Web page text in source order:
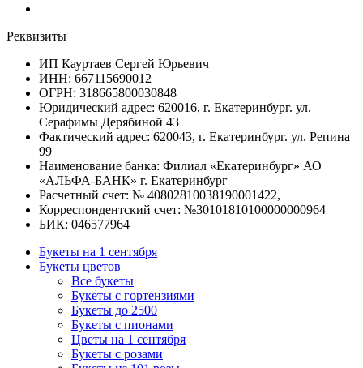
Реквизиты
ИП Кауртаев Сергей Юрьевич
ИНН: 667115690012
ОГРН: 318665800030848
Юридический адрес: 620016, г. Екатеринбург. ул.
Серафимы Дерябиной 43
Фактический адрес: 620043, г. Екатеринбург. ул. Репина
99
Наименование банка: Филиал «Екатеринбург» АО
«АЛЬФА-БАНК» г. Екатеринбург
Расчетный счет: № 40802810038190001422,
Корреспондентский счет: №30101810100000000964
БИК: 046577964
Букеты на 1 сентября
Букеты цветов
Все букеты
Букеты с гортензиями
Букеты до 2500
Букеты с пионами
Цветы на 1 сентября
Букеты с розами